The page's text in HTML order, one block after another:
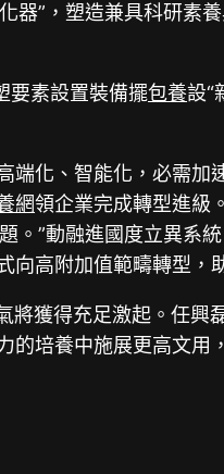
器”，塑造兼具科研素
要素設置裝備擺包養設“
端化、智能化，必需加
網領企業完成轉型進級
”動融進國度立異系
高附加值範疇轉型，
將獲得充足激起。任興
的培養中施展更高文用